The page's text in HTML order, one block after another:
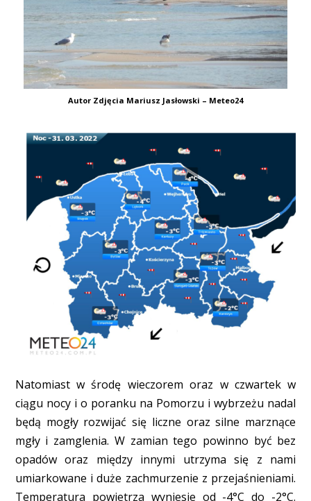
Autor Zdjęcia Mariusz Jasłowski – Meteo24
Natomiast w środę wieczorem oraz w czwartek w
ciągu nocy i o poranku na Pomorzu i wybrzeżu nadal
będą mogły rozwijać się liczne oraz silne marznące
mgły i zamglenia. W zamian tego powinno być bez
opadów oraz między innymi utrzyma się z nami
umiarkowane i duże zachmurzenie z przejaśnieniami.
Temperatura powietrza wyniesie od -4°C do -2°C.